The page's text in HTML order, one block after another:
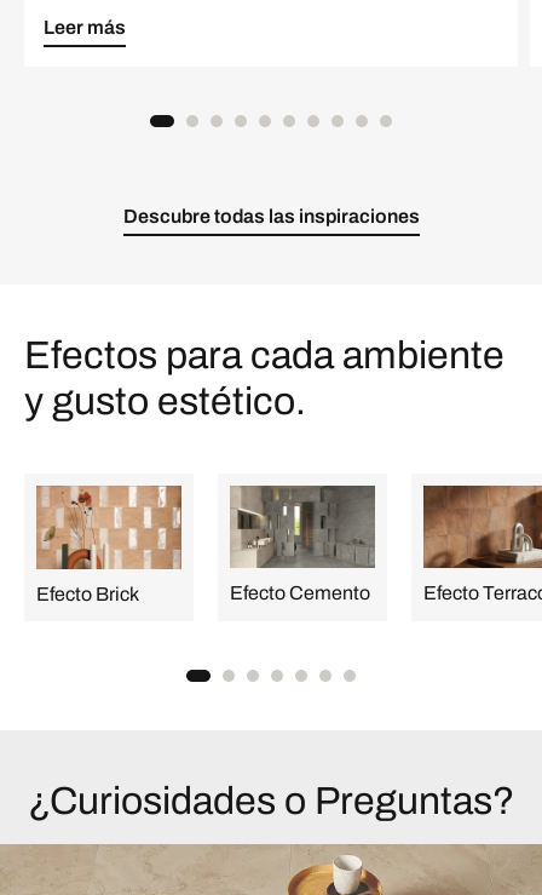
Leer más
Descubre todas las inspiraciones
Efectos para cada ambiente
y gusto estético.
Efecto Brick Efecto Cemento Efecto
¿Curiosidades o Preguntas?